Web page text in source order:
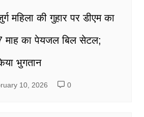
महिला की गुहार पर डीएम का
माह का पेयजल बिल सेटल;
भुगतान
10, 2026 0